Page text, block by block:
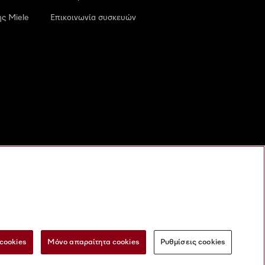
Miele Επικοινωνία συσκευών
ψηφιακές υπηρεσίες Φόρμα Υπαναχώρησης
Μόνο απαραίτητα cookies Ρυθμίσεις cookies